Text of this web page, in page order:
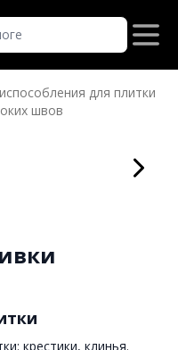
для плитки
швов
крестики, клинья.